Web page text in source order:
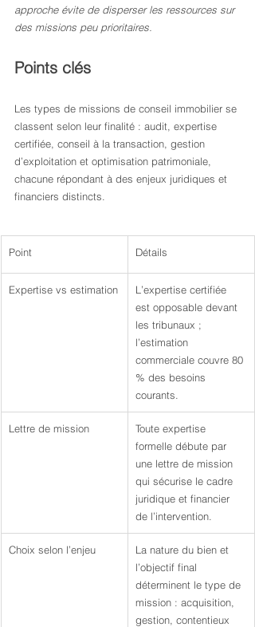
approche évite de disperser les ressources sur
des missions peu prioritaires.
Points clés
Les types de missions de conseil immobilier se
classent selon leur finalité : audit, expertise
certifiée, conseil à la transaction, gestion
d’exploitation et optimisation patrimoniale,
chacune répondant à des enjeux juridiques et
financiers distincts.
Point Détails
Expertise vs estimation
L’expertise certifiée
est opposable devant
les tribunaux ;
l’estimation
commerciale couvre 80
% des besoins
courants.
Lettre de mission
Toute expertise
formelle débute par
une lettre de mission
qui sécurise le cadre
juridique et financier
de l’intervention.
Choix selon l’enjeu
La nature du bien et
l’objectif final
déterminent le type de
mission : acquisition,
gestion, contentieux